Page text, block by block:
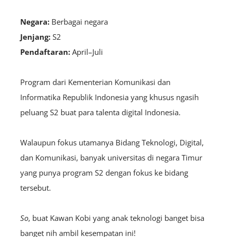
Negara: Berbagai negara
Jenjang: S2
Pendaftaran: April–Juli
Program dari Kementerian Komunikasi dan
Informatika Republik Indonesia yang khusus ngasih
peluang S2 buat para talenta digital Indonesia.
Walaupun fokus utamanya Bidang Teknologi, Digital,
dan Komunikasi, banyak universitas di negara Timur
yang punya program S2 dengan fokus ke bidang
tersebut.
So, buat Kawan Kobi yang anak teknologi banget bisa
banget nih ambil kesempatan ini!